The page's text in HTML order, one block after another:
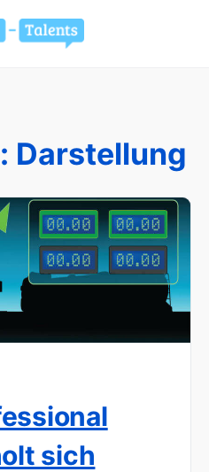
Darstellung
sich